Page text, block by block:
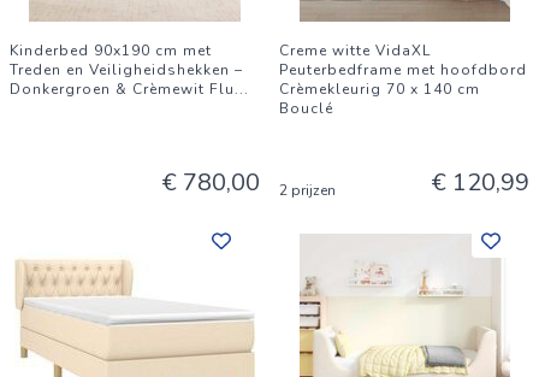
Kinderbed 90x190 cm met
Treden en Veiligheidshekken –
Donkergroen & Crèmewit Flu...
€ 780,00
Creme witte VidaXL
Peuterbedframe met hoofdbord
Crèmekleurig 70 x 140 cm
Bouclé
2 prijzen € 120,99